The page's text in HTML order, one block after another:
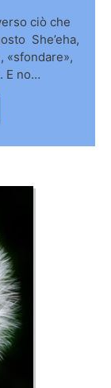
ciò che
She’eha,
«sfondare»,
E no…